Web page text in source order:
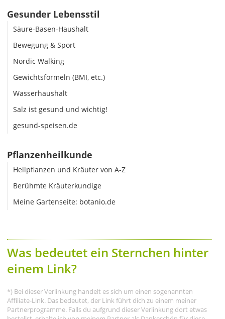
Gesunder Lebensstil
Säure-Basen-Haushalt
Bewegung & Sport
Nordic Walking
Gewichtsformeln (BMI, etc.)
Wasserhaushalt
Salz ist gesund und wichtig!
gesund-speisen.de
Pflanzenheilkunde
Heilpflanzen und Kräuter von A-Z
Berühmte Kräuterkundige
Meine Gartenseite: botanio.de
Was bedeutet ein Sternchen hinter
einem Link?
*) Bei dieser Verlinkung handelt es sich um einen sogenannten
Affiliate-Link. Das bedeutet, der Link führt dich zu einem meiner
Partnerprogramme. Falls du aufgrund dieser Verlinkung dort etwas